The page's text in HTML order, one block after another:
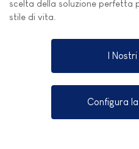
scelta della soluzione perfetta
stile di vita.
I
Configura